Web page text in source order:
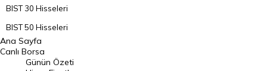
BIST 30 Hisseleri
BIST 50 Hisseleri
BIST 100 Hisseleri
En Çok Artan Hisseler
Ana Sayfa
Canlı Borsa
Günün Özeti